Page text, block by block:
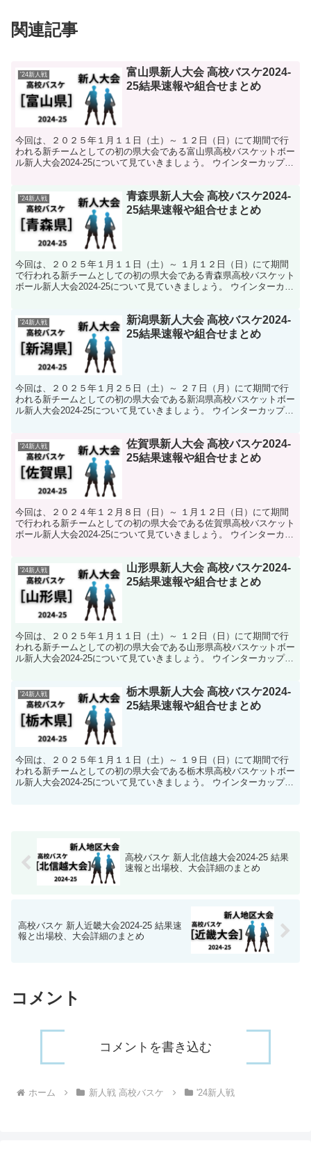
関連記事
'24新人戦
富山県新人大会 高校バスケ2024-
25結果速報や組合せまとめ
今回は、２０２５年１月１１日（土）～ １２日（日）にて期間で行
われる新チームとしての初の県大会である富山県高校バスケットボー
ル新人大会2024-25について見ていきましょう。 ウインターカップや
'24新人戦
青森県新人大会 高校バスケ2024-
25結果速報や組合せまとめ
今回は、２０２５年１月１１日（土）～ １月１２日（日）にて期間
で行われる新チームとしての初の県大会である青森県高校バスケット
ボール新人大会2024-25について見ていきましょう。 ウインターカッ
'24新人戦
新潟県新人大会 高校バスケ2024-
25結果速報や組合せまとめ
今回は、２０２５年１月２５日（土）～ ２７日（月）にて期間で行
われる新チームとしての初の県大会である新潟県高校バスケットボー
ル新人大会2024-25について見ていきましょう。 ウインターカップや
'24新人戦
佐賀県新人大会 高校バスケ2024-
25結果速報や組合せまとめ
今回は、２０２４年１２月８日（日）～ １月１２日（日）にて期間
で行われる新チームとしての初の県大会である佐賀県高校バスケット
ボール新人大会2024-25について見ていきましょう。 ウインターカッ
'24新人戦
山形県新人大会 高校バスケ2024-
25結果速報や組合せまとめ
今回は、２０２５年１月１１日（土）～ １２日（日）にて期間で行
われる新チームとしての初の県大会である山形県高校バスケットボー
ル新人大会2024-25について見ていきましょう。 ウインターカップや
'24新人戦
栃木県新人大会 高校バスケ2024-
25結果速報や組合せまとめ
今回は、２０２５年１月１１日（土）～ １９日（日）にて期間で行
われる新チームとしての初の県大会である栃木県高校バスケットボー
ル新人大会2024-25について見ていきましょう。 ウインターカップや
高校バスケ 新人北信越大会2024-25 結果
速報と出場校、大会詳細のまとめ
高校バスケ 新人近畿大会2024-25 結果速
報と出場校、大会詳細のまとめ
コメント
コメントを書き込む
ホーム 新人戦 高校バスケ '24新人戦